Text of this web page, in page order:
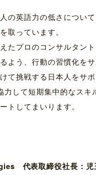
の英語力の低さについ
取っています。
たプロのコンサルタン
よう、行動の習慣化を
て挑戦する日本人をサポ
して短期集中的なス
トしてまいります。
代表取締役社長：児